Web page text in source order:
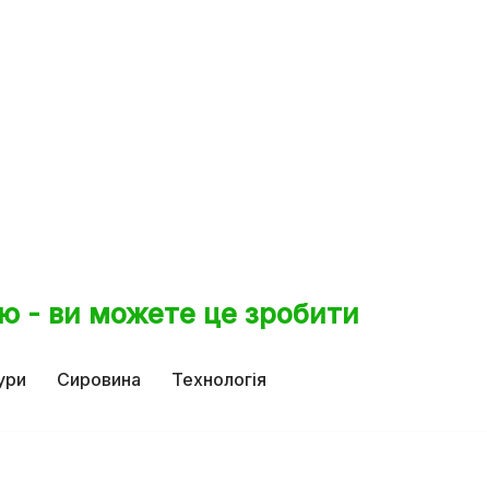
- ви можете це зробити
Сировина
Технологія